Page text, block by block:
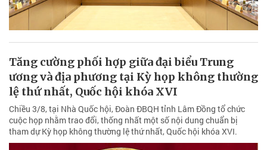
Tăng cường phối hợp giữa đại biểu Trung
ương và địa phương tại Kỳ họp không thường
lệ thứ nhất, Quốc hội khóa XVI
Chiều 3/8, tại Nhà Quốc hội, Đoàn ĐBQH tỉnh Lâm Đồng tổ chức
cuộc họp nhằm trao đổi, thống nhất một số nội dung chuẩn bị
tham dự Kỳ họp không thường lệ thứ nhất, Quốc hội khóa XVI.